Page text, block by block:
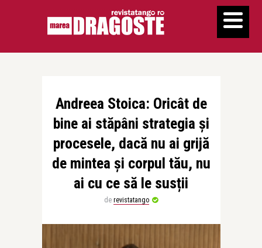
Andreea Stoica: Oricât de
bine ai stăpâni strategia și
procesele, dacă nu ai grijă
de mintea și corpul tău, nu
ai cu ce să le susții
de revistatango